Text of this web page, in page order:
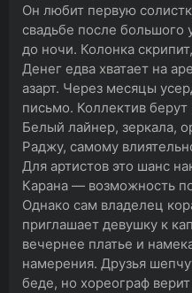
Он любит первую
свадьбе после большого
до ночи. Колонка
Денег едва хватает на
азарт. Через месяцы
письмо. Коллектив
Белый лайнер, зеркала,
Раджу, самому
Для артистов это шанс
Карана — возможность
Однако сам владелец
приглашает девушку к
вечернее платье и
намерения. Друзья
беде, но хореограф